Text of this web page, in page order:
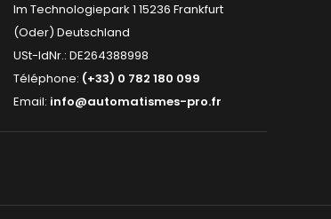
Im Technologiepark 1 15236 Frankfurt
(Oder) Deutschland
USt-IdNr.: DE264388998
Téléphone: (+33) 0 782 180 099
Email: info@automatismes-pro.fr